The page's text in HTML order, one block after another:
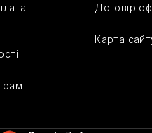
Договір
Карта